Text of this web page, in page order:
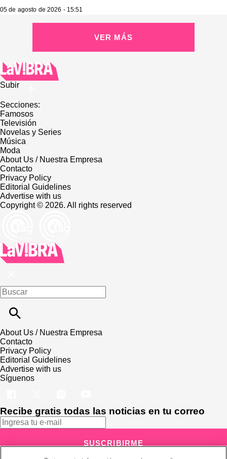
05 de agosto de 2026 - 15:51
VER MÁS
Subir
Secciones:
Famosos
Televisión
Novelas y Series
Música
Moda
About Us / Nuestra Empresa
Contacto
Privacy Policy
Editorial Guidelines
Advertise with us
Copyright © 2026. All rights reserved
About Us / Nuestra Empresa
Contacto
Privacy Policy
Editorial Guidelines
Advertise with us
Síguenos
Recibe gratis todas las noticias en tu correo
SUSCRIBIRME